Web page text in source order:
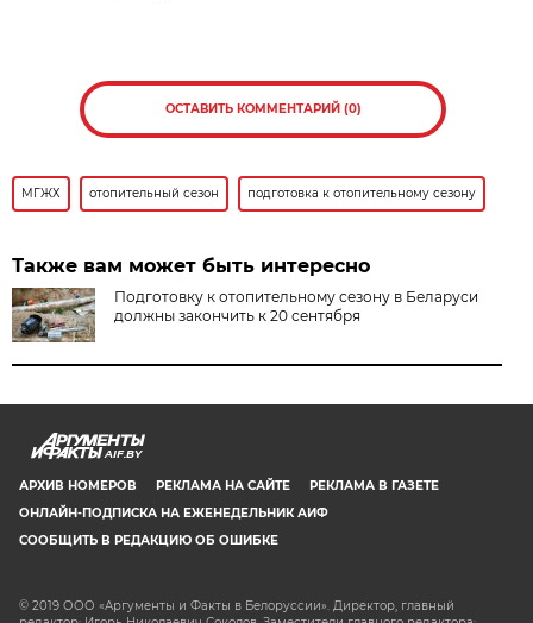
ОСТАВИТЬ КОММЕНТАРИЙ (0)
МГЖХ отопительный сезон подготовка к отопительному сезону
Также вам может быть интересно
Подготовку к отопительному сезону в Беларуси
должны закончить к 20 сентября
AIF.BY
АРХИВ НОМЕРОВ РЕКЛАМА НА САЙТЕ
РЕКЛАМА В ГАЗЕТЕ
ОНЛАЙН-ПОДПИСКА НА ЕЖЕНЕДЕЛЬНИК АИФ
СООБЩИТЬ В РЕДАКЦИЮ ОБ ОШИБКЕ
© 2019 ООО «Аргументы и Факты в Белоруссии». Директор, главный